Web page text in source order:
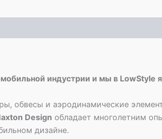
индустрии и мы в LowStyle
обвесы и аэродинамические
Design обладает многолетним
дизайне.